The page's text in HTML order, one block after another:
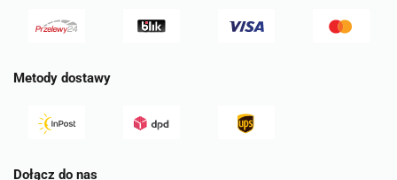
Metody dostawy
Dołącz do nas